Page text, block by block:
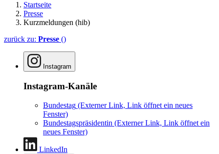
Startseite
Presse
Kurzmeldungen (hib)
zurück zu: Presse ()
Instagram
Instagram-Kanäle
Bundestag (Externer Link, Link öffnet ein neues
Fenster)
Bundestagspräsidentin (Externer Link, Link öffnet ein
neues Fenster)
LinkedIn